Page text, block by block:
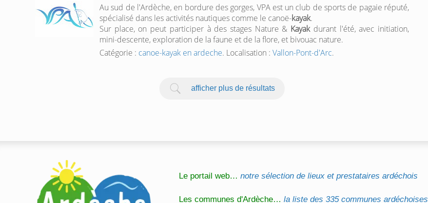
Au sud de l'Ardèche, en bordure des gorges, VPA est un club de sports de pagaie réputé,
spécialisé dans les activités nautiques comme le canoë-kayak.
Sur place, on peut participer à des stages Nature & Kayakdurant l'été, avec initiation,
mini-descente, exploration de la faune et de la flore, et bivouac nature.
Catégorie : canoe-kayak en ardeche. Localisation : Vallon-Pont-d'Arc.
afficher plus de résultats
Le portail web… notre sélection de lieux et prestataires ardéchois
Les communes d'Ardèche… la liste des 335 communes ardéchoises